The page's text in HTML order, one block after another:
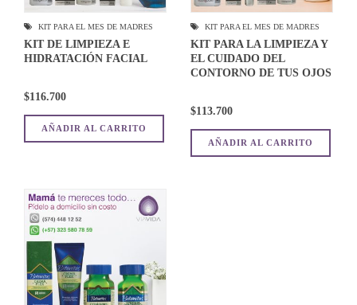
KIT PARA EL MES DE MADRES
KIT DE LIMPIEZA E
HIDRATACIÓN FACIAL
$116.700
AÑADIR AL CARRITO
KIT PARA EL MES DE MADRES
KIT PARA LA LIMPIEZA Y
EL CUIDADO DEL
CONTORNO DE TUS OJOS
$113.700
AÑADIR AL CARRITO